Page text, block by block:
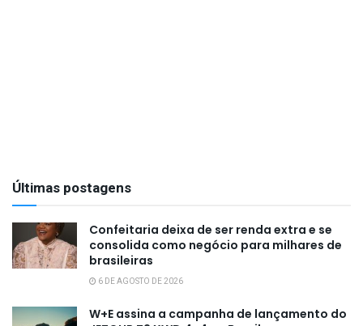
Últimas postagens
Confeitaria deixa de ser renda extra e se
consolida como negócio para milhares de
brasileiras
6 DE AGOSTO DE 2026
W+E assina a campanha de lançamento do